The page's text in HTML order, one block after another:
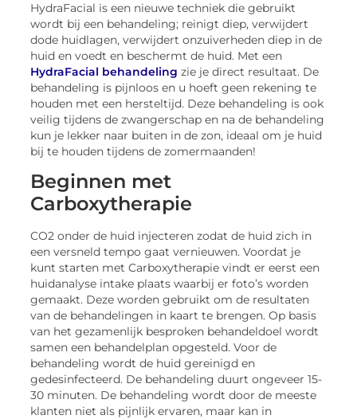
HydraFacial is een nieuwe techniek die gebruikt
wordt bij een behandeling; reinigt diep, verwijdert
dode huidlagen, verwijdert onzuiverheden diep in de
huid en voedt en beschermt de huid. Met een
HydraFacial behandeling zie je direct resultaat. De
behandeling is pijnloos en u hoeft geen rekening te
houden met een hersteltijd. Deze behandeling is ook
veilig tijdens de zwangerschap en na de behandeling
kun je lekker naar buiten in de zon, ideaal om je huid
bij te houden tijdens de zomermaanden!
Beginnen met
Carboxytherapie
CO2 onder de huid injecteren zodat de huid zich in
een versneld tempo gaat vernieuwen. Voordat je
kunt starten met Carboxytherapie vindt er eerst een
huidanalyse intake plaats waarbij er foto’s worden
gemaakt. Deze worden gebruikt om de resultaten
van de behandelingen in kaart te brengen. Op basis
van het gezamenlijk besproken behandeldoel wordt
samen een behandelplan opgesteld. Voor de
behandeling wordt de huid gereinigd en
gedesinfecteerd. De behandeling duurt ongeveer 15-
30 minuten. De behandeling wordt door de meeste
klanten niet als pijnlijk ervaren, maar kan in